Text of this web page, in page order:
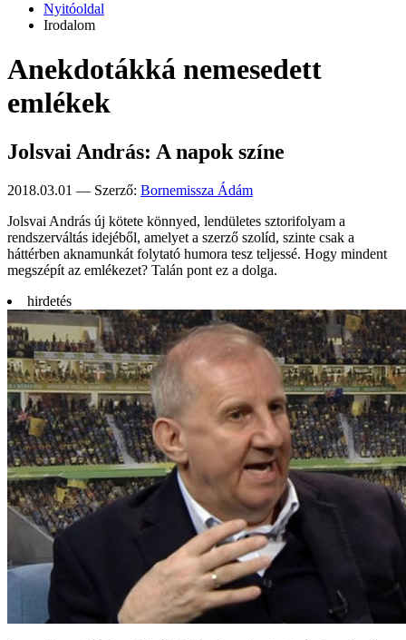
Nyitóoldal
Irodalom
Anekdotákká nemesedett
emlékek
Jolsvai András: A napok színe
2018.03.01 — Szerző: Bornemissza Ádám
Jolsvai András új kötete könnyed, lendületes sztorifolyam a
rendszerváltás idejéből, amelyet a szerző szolíd, szinte csak a
háttérben aknamunkát folytató humora tesz teljessé. Hogy mindent
megszépít az emlékezet? Talán pont ez a dolga.
hirdetés